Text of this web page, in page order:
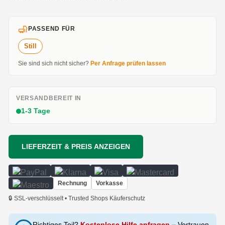
PASSEND FÜR
Still
Sie sind sich nicht sicher? Per Anfrage prüfen lassen
VERSANDBEREIT IN
1-3 Tage
LIEFERZEIT & PREIS ANZEIGEN
Rechnung Vorkasse
🔒 SSL-verschlüsselt • Trusted Shops Käuferschutz